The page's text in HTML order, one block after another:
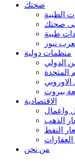
صحتك
الطبية
صحتك
طبية
نيوز
منظمات دولية
الدولي
المتحدة
الاوروبي
بيروت
الاقتصادية
واعمال
الذهب
النفط
من نحن